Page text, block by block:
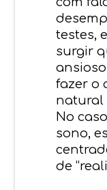
testes,
surgir
fazer o
natural
No
sono,
de